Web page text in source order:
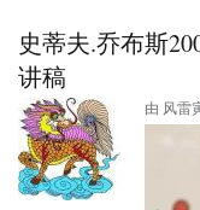
史蒂夫.乔布斯
讲稿
由 风雷